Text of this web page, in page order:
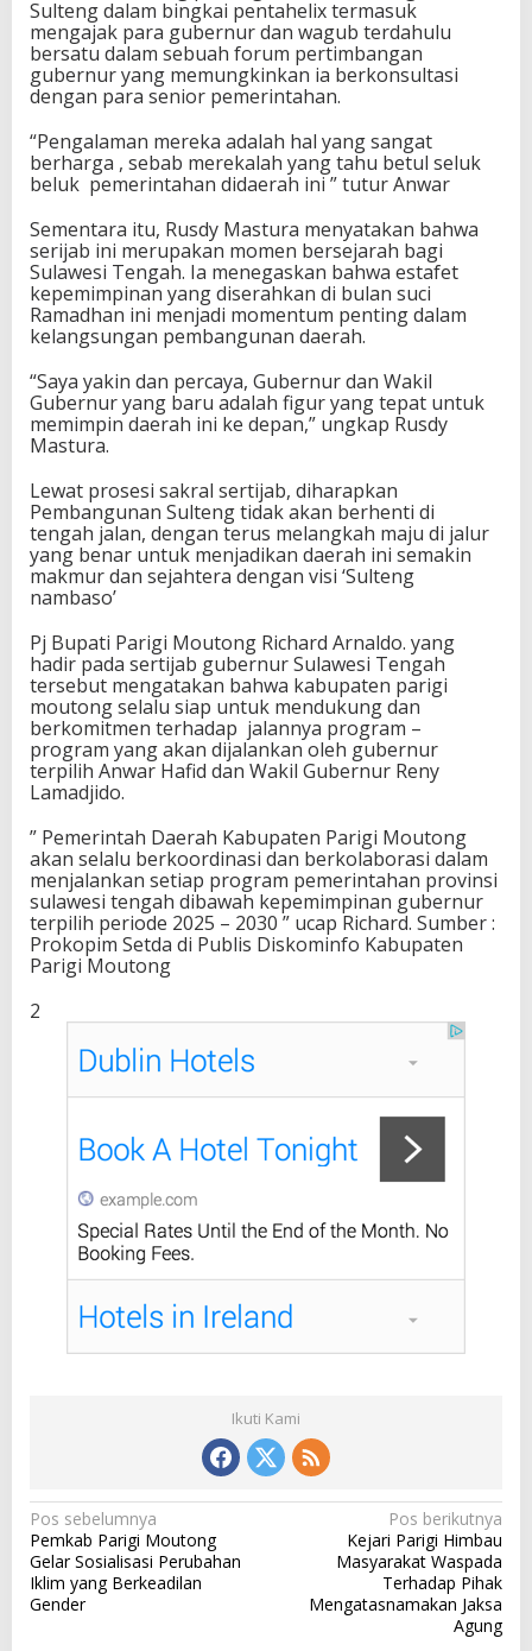
Sulteng dalam bingkai pentahelix termasuk
mengajak para gubernur dan wagub terdahulu
bersatu dalam sebuah forum pertimbangan
gubernur yang memungkinkan ia berkonsultasi
dengan para senior pemerintahan.
“Pengalaman mereka adalah hal yang sangat
berharga , sebab merekalah yang tahu betul seluk
beluk pemerintahan didaerah ini ” tutur Anwar
Sementara itu, Rusdy Mastura menyatakan bahwa
serijab ini merupakan momen bersejarah bagi
Sulawesi Tengah. Ia menegaskan bahwa estafet
kepemimpinan yang diserahkan di bulan suci
Ramadhan ini menjadi momentum penting dalam
kelangsungan pembangunan daerah.
“Saya yakin dan percaya, Gubernur dan Wakil
Gubernur yang baru adalah figur yang tepat untuk
memimpin daerah ini ke depan,” ungkap Rusdy
Mastura.
Lewat prosesi sakral sertijab, diharapkan
Pembangunan Sulteng tidak akan berhenti di
tengah jalan, dengan terus melangkah maju di jalur
yang benar untuk menjadikan daerah ini semakin
makmur dan sejahtera dengan visi ‘Sulteng
nambaso’
Pj Bupati Parigi Moutong Richard Arnaldo. yang
hadir pada sertijab gubernur Sulawesi Tengah
tersebut mengatakan bahwa kabupaten parigi
moutong selalu siap untuk mendukung dan
berkomitmen terhadap jalannya program –
program yang akan dijalankan oleh gubernur
terpilih Anwar Hafid dan Wakil Gubernur Reny
Lamadjido.
” Pemerintah Daerah Kabupaten Parigi Moutong
akan selalu berkoordinasi dan berkolaborasi dalam
menjalankan setiap program pemerintahan provinsi
sulawesi tengah dibawah kepemimpinan gubernur
terpilih periode 2025 – 2030 ” ucap Richard. Sumber :
Prokopim Setda di Publis Diskominfo Kabupaten
Parigi Moutong
2
Ikuti Kami
N
a
v
i
Pos sebelumnya
Pemkab Parigi Moutong
Gelar Sosialisasi Perubahan
Iklim yang Berkeadilan
Gender
Pos berikutnya
Kejari Parigi Himbau
Masyarakat Waspada
Terhadap Pihak
Mengatasnamakan Jaksa
Agung